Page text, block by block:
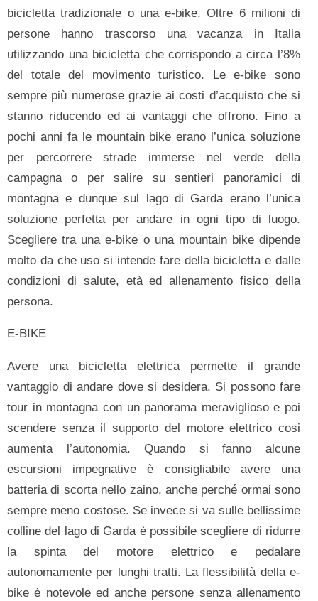
bicicletta tradizionale o una e-bike. Oltre 6 milioni di
persone hanno trascorso una vacanza in Italia
utilizzando una bicicletta che corrispondo a circa l’8%
del totale del movimento turistico. Le e-bike sono
sempre più numerose grazie ai costi d’acquisto che si
stanno riducendo ed ai vantaggi che offrono. Fino a
pochi anni fa le mountain bike erano l’unica soluzione
per percorrere strade immerse nel verde della
campagna o per salire su sentieri panoramici di
montagna e dunque sul lago di Garda erano l’unica
soluzione perfetta per andare in ogni tipo di luogo.
Scegliere tra una e-bike o una mountain bike dipende
molto da che uso si intende fare della bicicletta e dalle
condizioni di salute, età ed allenamento fisico della
persona.
E-BIKE
Avere una bicicletta elettrica permette il grande
vantaggio di andare dove si desidera. Si possono fare
tour in montagna con un panorama meraviglioso e poi
scendere senza il supporto del motore elettrico cosi
aumenta l’autonomia. Quando si fanno alcune
escursioni impegnative è consigliabile avere una
batteria di scorta nello zaino, anche perché ormai sono
sempre meno costose. Se invece si va sulle bellissime
colline del lago di Garda è possibile scegliere di ridurre
la spinta del motore elettrico e pedalare
autonomamente per lunghi tratti. La flessibilità della e-
bike è notevole ed anche persone senza allenamento